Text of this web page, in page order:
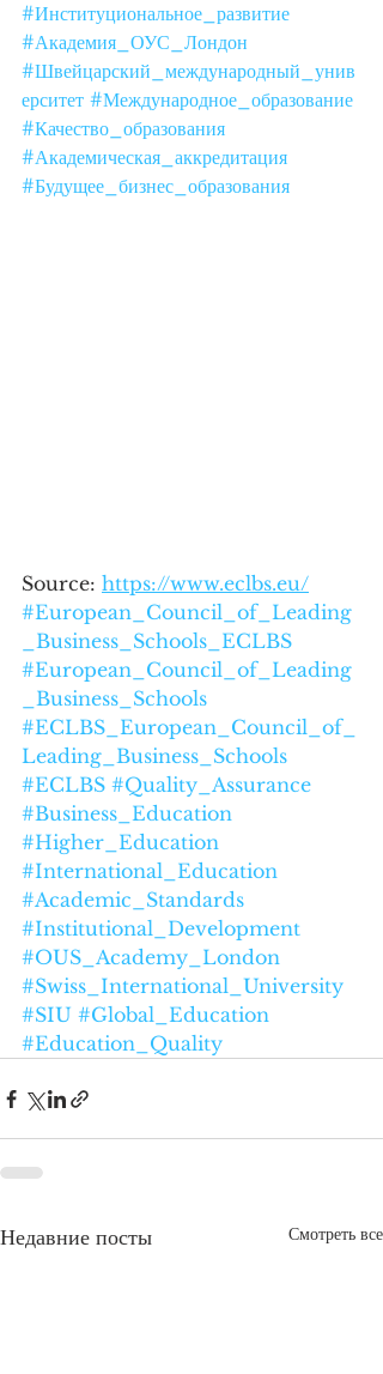
#Институциональное_развитие
#Академия_ОУС_Лондон
#Швейцарский_международный_унив
ерситет #Международное_образование
#Качество_образования
#Академическая_аккредитация
#Будущее_бизнес_образования
Source: https://www.eclbs.eu/
#European_Council_of_Leading
_Business_Schools_ECLBS
#European_Council_of_Leading
_Business_Schools
#ECLBS_European_Council_of_
Leading_Business_Schools
#ECLBS #Quality_Assurance
#Business_Education
#Higher_Education
#International_Education
#Academic_Standards
#Institutional_Development
#OUS_Academy_London
#Swiss_International_University
#SIU #Global_Education
#Education_Quality
Недавние посты Смотреть все